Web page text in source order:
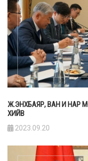
Ж.ЭНХБАЯР, ВАН И НАР
ХИЙВ
2023.09.20